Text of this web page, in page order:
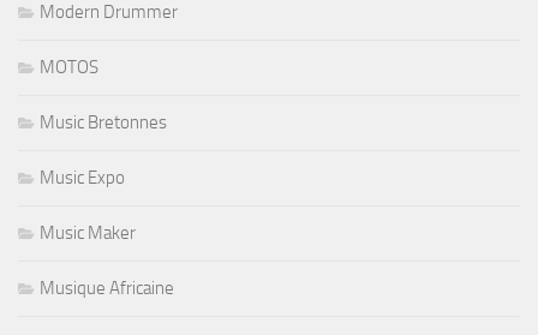
Modern Drummer
MOTOS
Music Bretonnes
Music Expo
Music Maker
Musique Africaine